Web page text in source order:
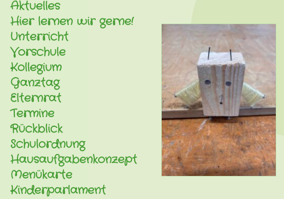
Aktuelles
Hier lernen wir gerne!
Unterricht
Vorschule
Kollegium
Ganztag
Elternrat
Termine
Rückblick
Schulordnung
Hausaufgabenkonzept
Menükarte
Kinderparlament